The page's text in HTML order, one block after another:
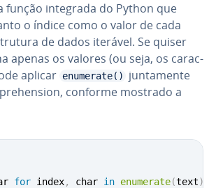
função integrada do Python que
o índice como o valor de cada
de dados iterável. Se quiser
apenas os valores (ou seja, os ca­rac­
aplicar enumerate()
jun­ta­mente
conforme mostrado a
for index, char in enumerate(text)